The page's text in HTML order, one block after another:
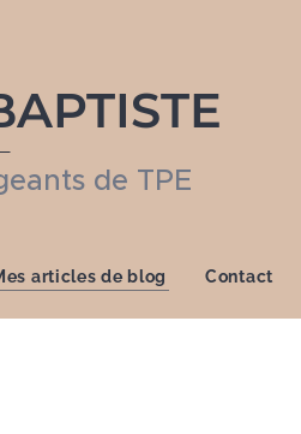
de TPE
articles de blog Contact